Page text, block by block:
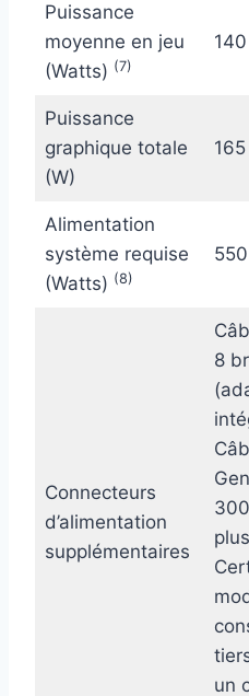
Puissance
moyenne en jeu
(Watts) (7)
140
Puissance
graphique totale
(W)
Alimentation
système requise
(Watts) (8)
550
Connecteurs
d’alimentation
supplémentaires
8
plus
un